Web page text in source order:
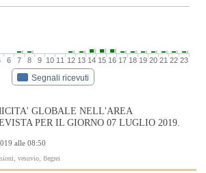
Segnali ricevuti
6 7 8 9 10 11 12 13 14 15 16 17 18 19 20 21 22 23
GLOBALE NELL'AREA
PER IL GIORNO 07 LUGLIO 2019.
alle 08:50
vesuvio, flegrei